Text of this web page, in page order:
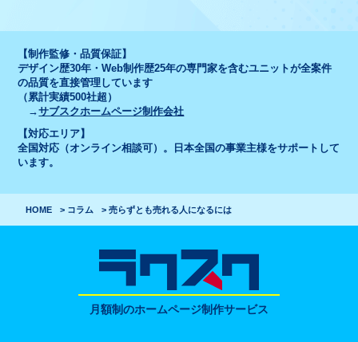
【制作監修・品質保証】
デザイン歴30年・Web制作歴25年の専門家を含むユニットが全案件
の品質を直接管理しています
（累計実績500社超）
→サブスクホームページ制作会社
【対応エリア】
全国対応（オンライン相談可）。日本全国の事業主様をサポートして
います。
HOME コラム 売らずとも売れる人になるには
月額制のホームページ制作サービス